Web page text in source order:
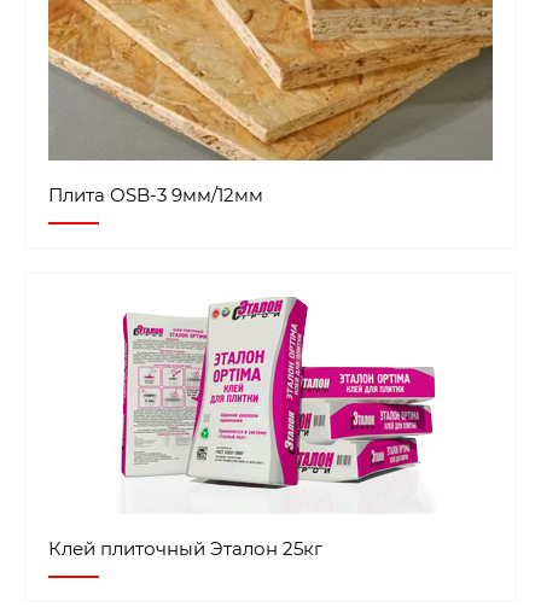
Плита OSB-3 9мм/12мм
Клей плиточный Эталон 25кг